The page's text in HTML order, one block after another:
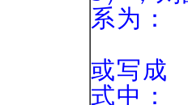
系为：
（
或
式中：